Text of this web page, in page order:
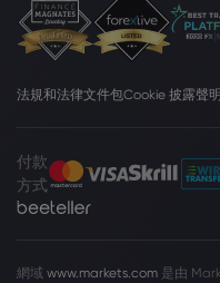
法規和法律文件包Cookie 披露聲明
付款
方式
網域 www.markets.com 是由